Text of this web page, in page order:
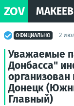
ZOV
ОФИЦИАЛЬНО 2
Уважаемые
Донбасса"
Донецк
Главный)